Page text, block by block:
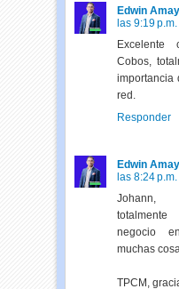
Edwin
las 9:19 p.m.
Excelente
Cobos,
importancia
red.
Responder
Edwin
las 8:24 p.m.
Johann,
negocio
muchas
TPCM,